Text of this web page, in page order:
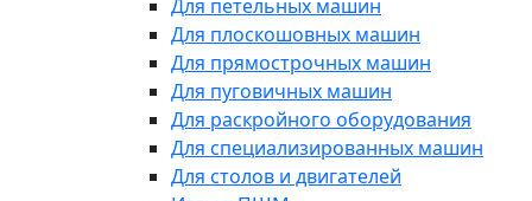
Для петельных машин
Для плоскошовных машин
Для прямострочных машин
Для пуговичных машин
Для раскройного оборудования
Для специализированных машин
Для столов и двигателей